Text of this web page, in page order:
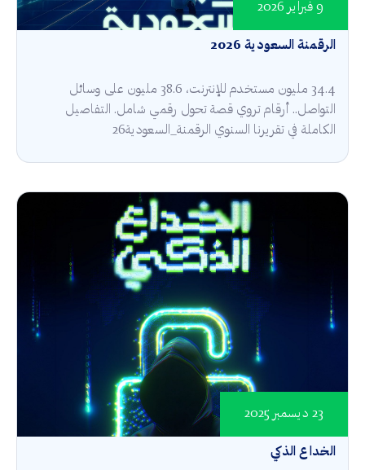
الرقمنة السعودية 2026
9 فبراير 2026
34.4 مليون مستخدم للإنترنت، 38.6 مليون على وسائل
التواصل.. أرقام تروي قصة تحول رقمي شامل. التفاصيل
الكاملة في تقريرنا السنوي الرقمنة_السعودية26
الخداع الذكي
23 ديسمبر 2025